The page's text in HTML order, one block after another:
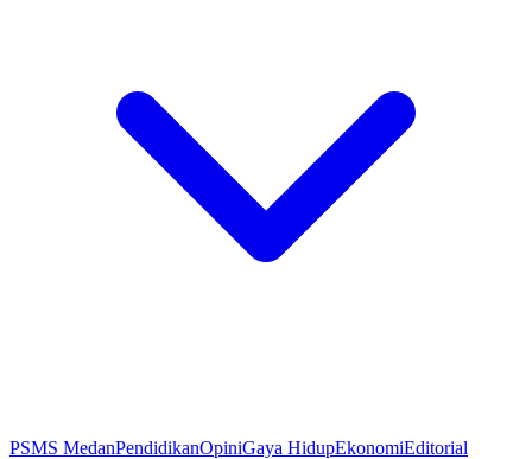
PSMS MedanPendidikanOpiniGaya HidupEkonomiEditorial